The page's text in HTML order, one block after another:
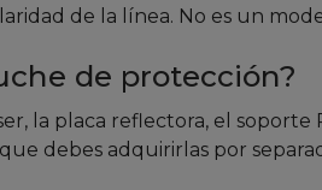
de la línea. No es un
de protección?
la placa reflectora, el soporte
debes adquirirlas por